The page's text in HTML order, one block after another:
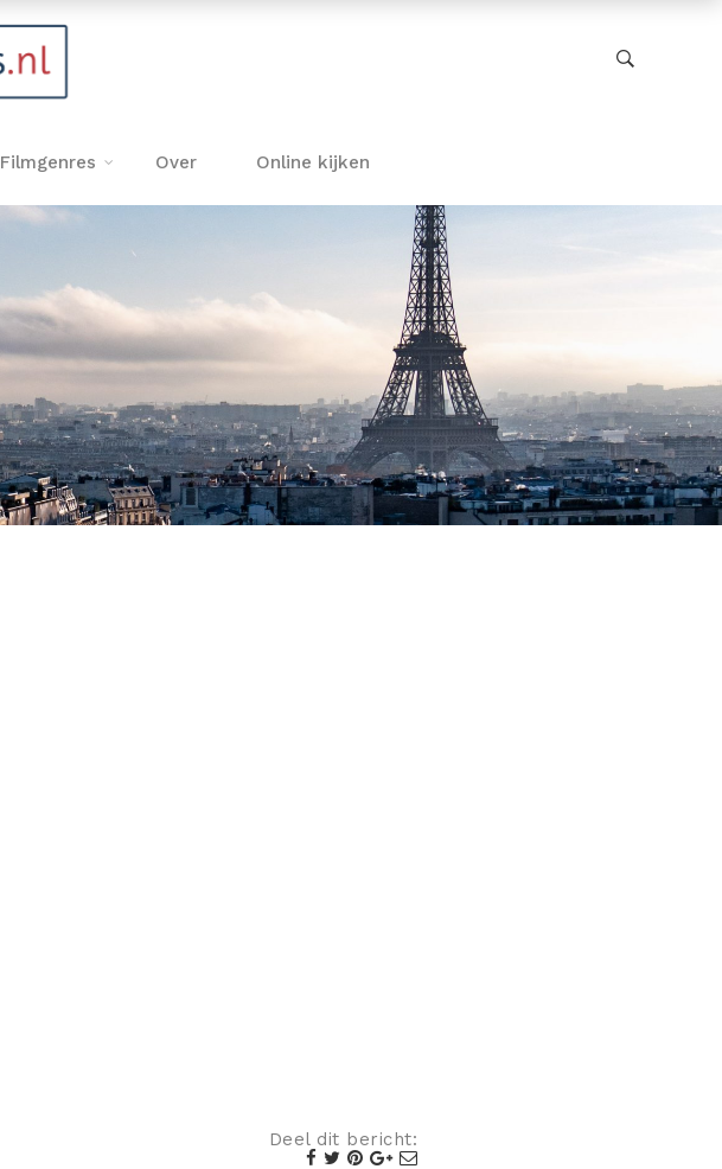
Filmgenres Over Online kijken
Deel dit bericht: